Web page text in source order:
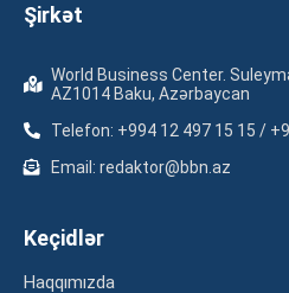
Şirkət
World Business Center.
AZ1014 Baku, Azərbaycan
Telefon: +994 12 497 15 15 /
Email: redaktor@bbn.az
Keçidlər
Haqqımızda